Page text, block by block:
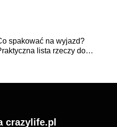
spakować na wyjazd?
lista rzeczy do
crazylife.pl